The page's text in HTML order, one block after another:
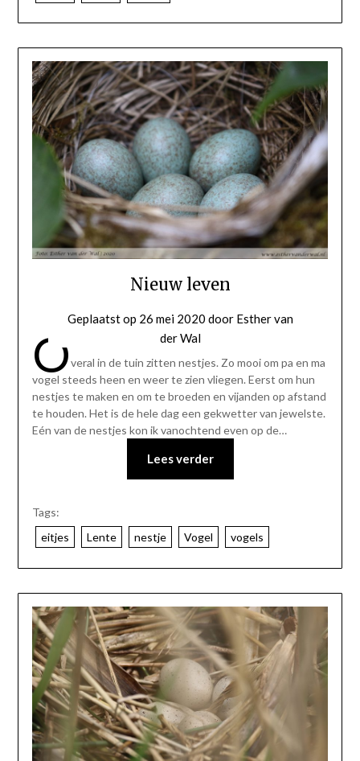
Nieuw leven
Geplaatst op 26 mei 2020 door Esther van
der Wal
Overal in de tuin zitten nestjes. Zo mooi om pa en ma
vogel steeds heen en weer te zien vliegen. Eerst om hun
nestjes te maken en om te broeden en vijanden op afstand
te houden. Het is de hele dag een gekwetter van jewelste.
Eén van de nestjes kon ik vanochtend even op de…
Lees verder
Tags:
eitjes
Lente nestje Vogel vogels